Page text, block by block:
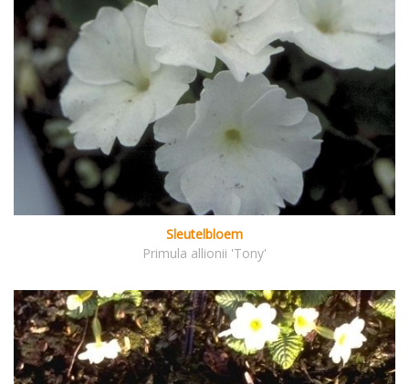
Sleutelbloem
Primula allionii 'Tony'